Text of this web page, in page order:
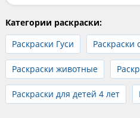
Категории раскраски:
Раскраски Гуси
Раскраски животные
Раскраски для детей 4 лет